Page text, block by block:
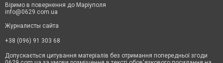
Віримо в повернення до Маріуполя
info@0629.com.ua
Журналисты сайта
+38 (096) 91 303 68
Допускається цитування матеріалів без отримання попередньої згоди